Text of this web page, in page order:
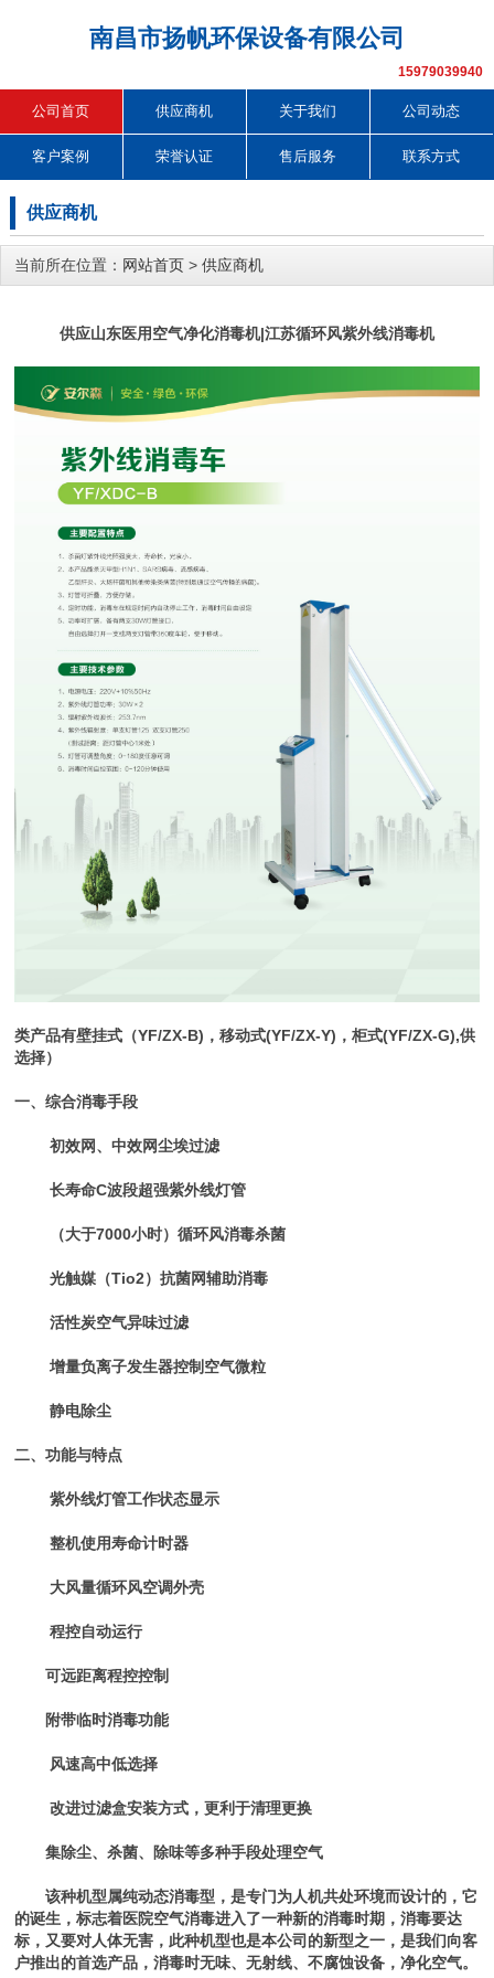
南昌市扬帆环保设备有限公司
15979039940
公司首页 供应商机 关于我们 公司动态
客户案例 荣誉认证 售后服务 联系方式
供应商机
当前所在位置： 网站首页 > 供应商机
供应山东医用空气净化消毒机|江苏循环风紫外线消毒机
类产品有壁挂式（YF/ZX-B)，移动式(YF/ZX-Y)，柜式(YF/ZX-G),供
选择）
一、综合消毒手段
初效网、中效网尘埃过滤
长寿命C波段超强紫外线灯管
（大于7000小时）循环风消毒杀菌
光触媒（Tio2）抗菌网辅助消毒
活性炭空气异味过滤
增量负离子发生器控制空气微粒
静电除尘
二、功能与特点
紫外线灯管工作状态显示
整机使用寿命计时器
大风量循环风空调外壳
程控自动运行
可远距离程控控制
附带临时消毒功能
风速高中低选择
改进过滤盒安装方式，更利于清理更换
集除尘、杀菌、除味等多种手段处理空气
该种机型属纯动态消毒型，是专门为人机共处环境而设计的，它
的诞生，标志着医院空气消毒进入了一种新的消毒时期，消毒要达
标，又要对人体无害，此种机型也是本公司的新型之一，是我们向客
户推出的首选产品，消毒时无味、无射线、不腐蚀设备，净化空气。